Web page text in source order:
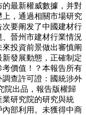
最新權威數據，并對
，通過相關市場研究
要阐发了中國建材行
晉州市建材行業情況
投資前景做出審慎阐
發展動態，正確制定
價值！？本報告所有
查許可證：國統涉外
院出品，報告版權歸
研究院的研究與統
部利用。未獲得中商